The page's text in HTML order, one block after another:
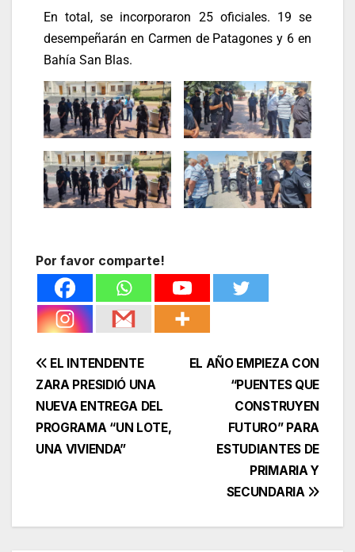
En total, se incorporaron 25 oficiales. 19 se
desempeñarán en Carmen de Patagones y 6 en
Bahía San Blas.
Por favor comparte!
EL AÑO EMPIEZA CON
“PUENTES QUE
CONSTRUYEN
FUTURO” PARA
ESTUDIANTES DE
PRIMARIA Y
SECUNDARIA
EL INTENDENTE
ZARA PRESIDIÓ UNA
NUEVA ENTREGA DEL
PROGRAMA “UN LOTE,
UNA VIVIENDA”